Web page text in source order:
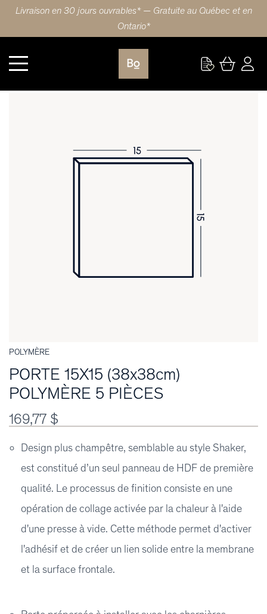
Livraison en 30 jours ouvrables* — Gratuite au Québec et en
Ontario*
Cuisine PORTE 15X15 (38x38cm) POLYMÈRE 5 PIÈCES
POLYMÈRE
PORTE 15X15 (38x38cm)
POLYMÈRE 5 PIÈCES
169,77 $
Design plus champêtre, semblable au style Shaker,
est constitué d’un seul panneau de HDF de première
qualité. Le processus de finition consiste en une
opération de collage activée par la chaleur à l'aide
d'une presse à vide. Cette méthode permet d'activer
l'adhésif et de créer un lien solide entre la membrane
et la surface frontale.